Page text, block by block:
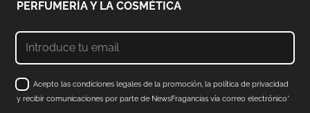
PERFUMERÍA Y LA COSMÉTICA
Acepto las condiciones legales de la promoción, la política de privacidad
y recibir comunicaciones por parte de NewsFragancias vía correo electrónico*